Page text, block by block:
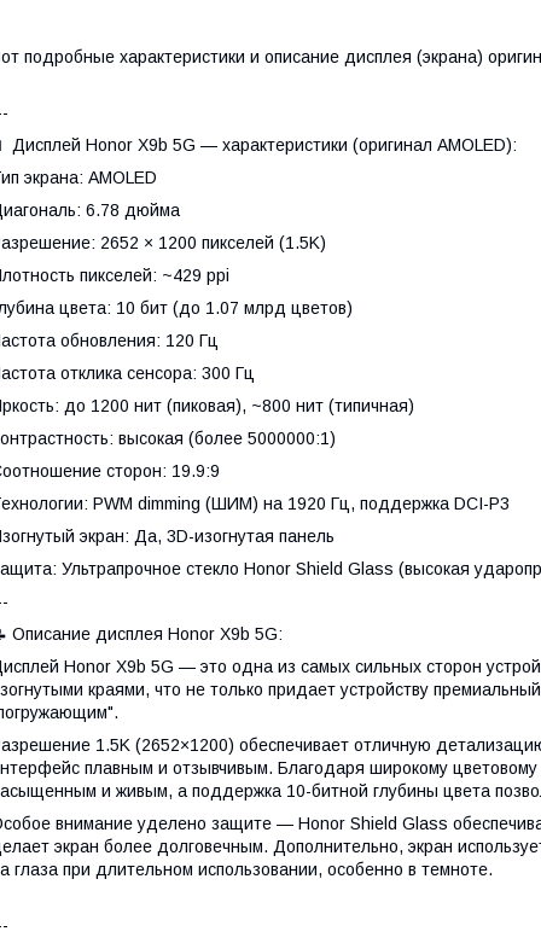
подробные характеристики и описание дисплея (экрана)
Дисплей Honor X9b 5G — характеристики (оригинал AMOLED):
экрана: AMOLED
6.78 дюйма
2652 × 1200 пикселей (1.5K)
пикселей: ~429 ppi
цвета: 10 бит (до 1.07 млрд цветов)
обновления: 120 Гц
отклика сенсора: 300 Гц
до 1200 нит (пиковая), ~800 нит (типичная)
высокая (более 5000000:1)
сторон: 19.9:9
PWM dimming (ШИМ) на 1920 Гц, поддержка DCI-P3
экран: Да, 3D-изогнутая панель
Ультрапрочное стекло Honor Shield Glass (высокая
Описание дисплея Honor X9b 5G:
Honor X9b 5G — это одна из самых сильных сторон
краями, что не только придает устройству
1.5K (2652×1200) обеспечивает отличную
плавным и отзывчивым. Благодаря широкому
и живым, а поддержка 10-битной глубины цвета
внимание уделено защите — Honor Shield Glass
экран более долговечным. Дополнительно, экран
глаза при длительном использовании, особенно в темноте.